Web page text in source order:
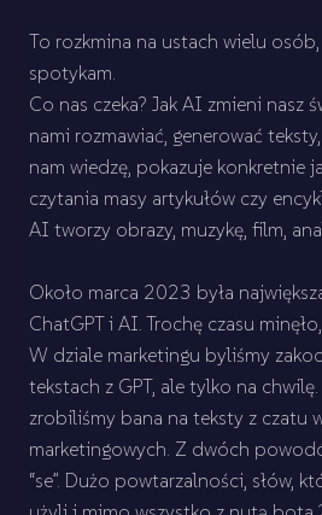
To rozkmina na ustach wielu
spotykam.
Co nas czeka? Jak AI zmieni nasz
nami rozmawiać, generować
nam wiedzę, pokazuje konkretnie
czytania masy artykułów czy
AI tworzy obrazy, muzykę, film,
Około marca 2023 była
ChatGPT i AI. Trochę czasu
W dziale marketingu byliśmy
tekstach z GPT, ale tylko na
zrobiliśmy bana na teksty z czatu
marketingowych. Z dwóch
“se”. Dużo powtarzalności, słów,